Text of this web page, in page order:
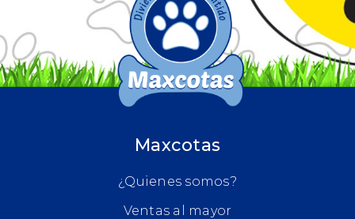
Maxcotas
¿Quienes somos?
Ventas al mayor